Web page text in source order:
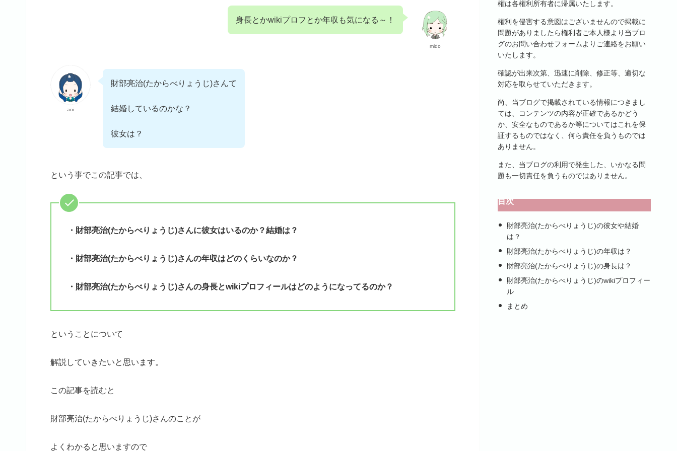
mido
身長とかwikiプロフとか年収も気になる～！
aoi
財部亮治(たからべりょうじ)さんて
結婚しているのかな？
彼女は？
という事でこの記事では、
・財部亮治(たからべりょうじ)さんに彼女はいるのか？結婚は？
・財部亮治(たからべりょうじ)さんの年収はどのくらいなのか？
・財部亮治(たからべりょうじ)さんの身長とwikiプロフィールはどのようになってるのか？
ということについて
解説していきたいと思います。
この記事を読むと
財部亮治(たからべりょうじ)さんのことが
よくわかると思いますので
権は各権利所有者に帰属いたします。
権利を侵害する意図はございませんので掲載に
問題がありましたら権利者ご本人様より当ブロ
グのお問い合わせフォームよりご連絡をお願い
いたします。
確認が出来次第、迅速に削除、修正等、適切な
対応を取らせていただきます。
尚、当ブログで掲載されている情報につきまし
ては、コンテンツの内容が正確であるかどう
か、安全なものであるか等についてはこれを保
証するものではなく、何ら責任を負うものでは
ありません。
また、当ブログの利用で発生した、いかなる問
題も一切責任を負うものではありません。
目次
財部亮治(たからべりょうじ)の彼女や結婚
は？
財部亮治(たからべりょうじ)の年収は？
財部亮治(たからべりょうじ)の身長は？
財部亮治(たからべりょうじ)のwikiプロフィー
ル
まとめ